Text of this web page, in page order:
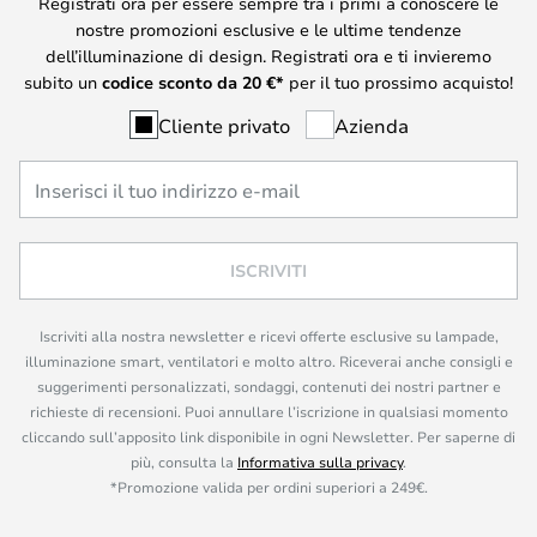
nostre promozioni esclusive e le ultime tendenze
dell’illuminazione di design. Registrati ora e ti invieremo
subito un codice sconto da 20 €* per il tuo prossimo acquisto!
Cliente privato Azienda
ISCRIVITI
Iscriviti alla nostra newsletter e ricevi offerte esclusive su lampade,
illuminazione smart, ventilatori e molto altro. Riceverai anche consigli e
suggerimenti personalizzati, sondaggi, contenuti dei nostri partner e
richieste di recensioni. Puoi annullare l’iscrizione in qualsiasi momento
cliccando sull’apposito link disponibile in ogni Newsletter. Per saperne di
più, consulta la Informativa sulla privacy.
*Promozione valida per ordini superiori a 249€.